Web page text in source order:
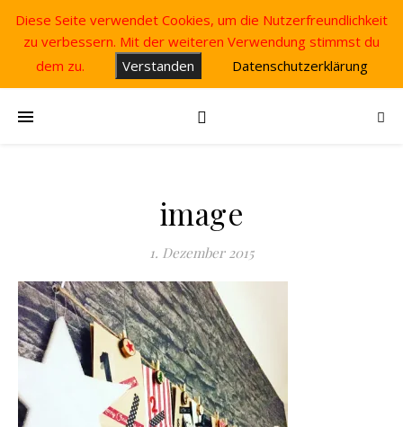
image
1. Dezember 2015
Diese Seite verwendet Cookies, um die Nutzerfreundlichkeit
zu verbessern. Mit der weiteren Verwendung stimmst du
dem zu.
Verstanden Datenschutzerklärung